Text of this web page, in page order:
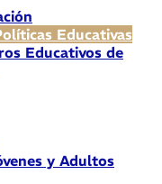
Educativas
Educativos de
y Adultos